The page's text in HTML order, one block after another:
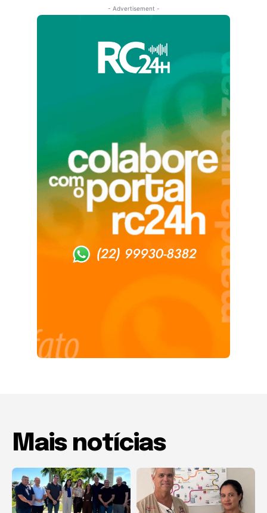
- Advertisement -
Mais notícias